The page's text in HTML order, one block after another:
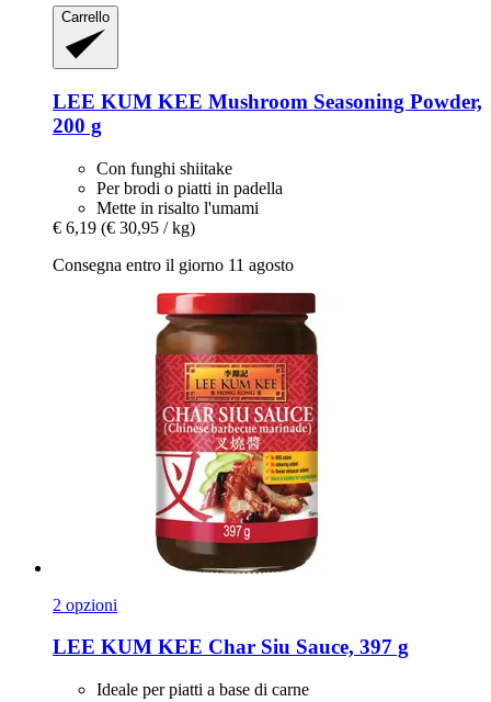
Carrello
LEE KUM KEE Mushroom Seasoning Powder,
200 g
Con funghi shiitake
Per brodi o piatti in padella
Mette in risalto l'umami
€ 6,19 (€ 30,95 / kg)
Consegna entro il giorno 11 agosto
2 opzioni
LEE KUM KEE Char Siu Sauce, 397 g
Ideale per piatti a base di carne